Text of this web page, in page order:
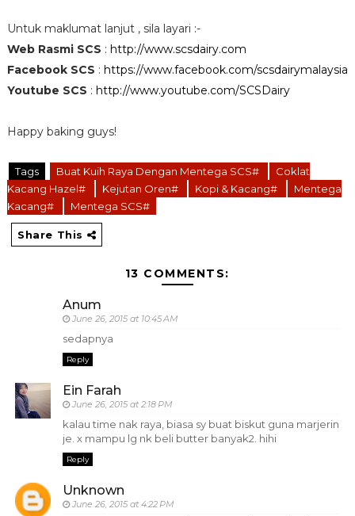
Untuk maklumat lanjut , sila layari :-
Web Rasmi SCS : http://www.scsdairy.com
Facebook SCS : https://www.facebook.com/scsdairymalaysia
Youtube SCS : http://www.youtube.com/SCSDairy
Happy baking guys!
Tags Buat Kuih Raya Dengan Mentega SCS#
Coklat
Kacang Hazel#
Kejutan Oren# Kopi & Kacang#
Mentega
Kacang#
Mentega SCS#
Share This
13 COMMENTS:
Anum
June 26, 2015 at 10:45 AM
sedapnya
Reply
Ein Farah
June 26, 2015 at 2:18 PM
kalau time nak raya, biasa sy buat biskut guna marjerin
je. x mampu lg nk beli butter banyak2. hihi
Reply
Unknown
June 26, 2015 at 4:22 PM